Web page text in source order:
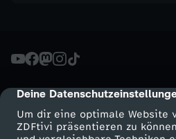
cmp-dialog-description
Deine
Um dir eine optimale Website
ZDFtivi präsentieren zu
t
d
a